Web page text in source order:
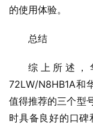
的使用体验。
总结
综上所述，
72LW/N8HB1A和
值得推荐的三个型
时具备良好的口